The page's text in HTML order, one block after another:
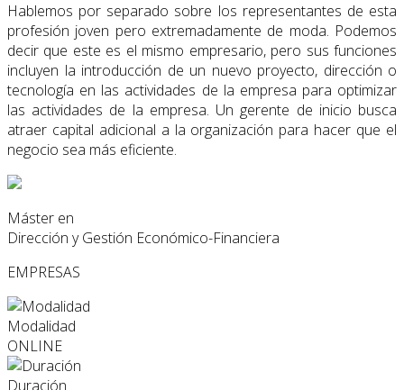
Hablemos por separado sobre los representantes de esta
profesión joven pero extremadamente de moda. Podemos
decir que este es el mismo empresario, pero sus funciones
incluyen la introducción de un nuevo proyecto, dirección o
tecnología en las actividades de la empresa para optimizar
las actividades de la empresa. Un gerente de inicio busca
atraer capital adicional a la organización para hacer que el
negocio sea más eficiente.
Máster en
Dirección y Gestión Económico-Financiera
EMPRESAS
Modalidad
ONLINE
Duración